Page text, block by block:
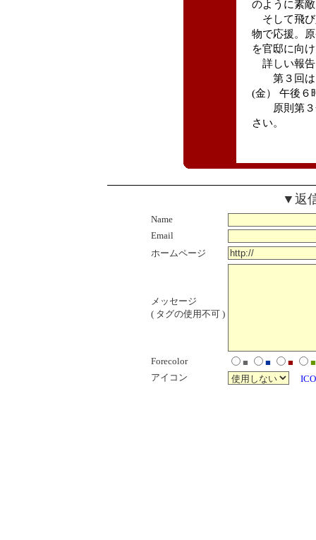
のように素
そして飛び
物で応援。
を官邸に向
詳しい報告
第３回は
(金） 午後６
原則第３
さい。
▼返
Name
Email
ホームページ
メッセージ
( タグの使用不可 )
Forecolor ■ ■ ■
■
アイコン